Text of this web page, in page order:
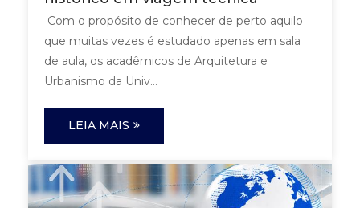
Com o propósito de conhecer de perto aquilo
que muitas vezes é estudado apenas em sala
de aula, os acadêmicos de Arquitetura e
Urbanismo da Univ...
LEIA MAIS